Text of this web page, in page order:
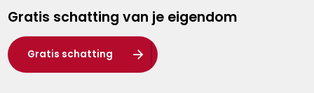
Hasselt
Heist-op-den-Berg
Herentals
Gratis schatting van je eigendom
Gratis schatting